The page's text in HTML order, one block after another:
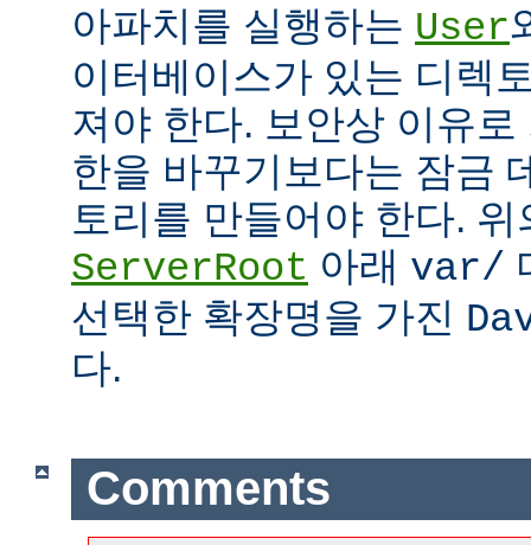
아파치를 실행하는 User
이터베이스가 있는 디렉
져야 한다. 보안상 이유
한을 바꾸기보다는 잠금
토리를 만들어야 한다.
ServerRoot 아래 var/
선택한 확장명을 가진
다.
Comments